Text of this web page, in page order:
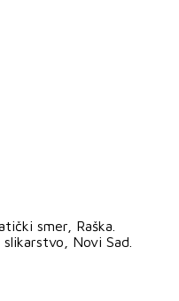
smer, Raška.
Novi Sad.